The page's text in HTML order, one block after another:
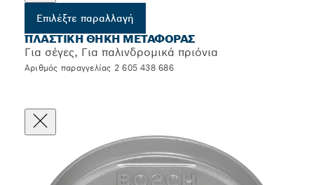
Επιλέξτε παραλλαγή
ΠΛΑΣΤΙΚΉ ΘΉΚΗ ΜΕΤΑΦΟΡΆΣ
Για σέγες, Για παλινδρομικά πριόνια
Αριθμός παραγγελίας 2 605 438 686